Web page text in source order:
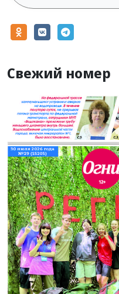
Свежий номер